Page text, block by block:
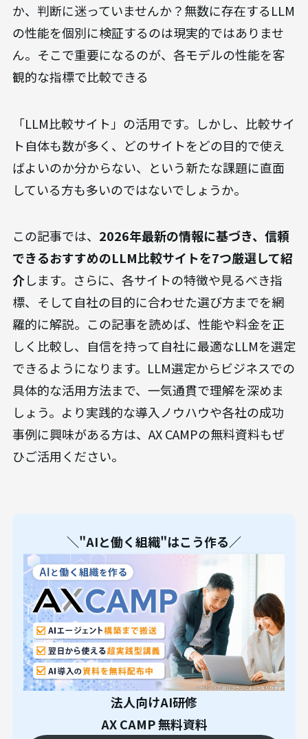
か、判断に迷っていませんか？無数に存在するLLM
の性能を個別に検証するのは現実的ではありませ
ん。そこで重要になるのが、各モデルの性能を客
観的な指標で比較できる
「LLM比較サイト」の活用です。しかし、比較サイ
ト自体も数が多く、どのサイトをどの目的で使え
ばよいのか分からない、という新たな課題に直面
している方も多いのではないでしょうか。
この記事では、 2026年最新の情報に基づき、信頼
できるおすすめのLLM比較サイトを7つ厳選して紹
介します。さらに、各サイトの特徴や見るべき指
標、そして自社の目的に合わせた選び方までを網
羅的に解説。この記事を読めば、性能や料金を正
しく比較し、自信を持って自社に最適なLLMを選定
できるようになります。LLM選定からビジネスでの
具体的な活用方法まで、一気通貫で理解を深めま
しょう。より実践的な導入ノウハウや各社の成功
事例に興味がある方は、AX CAMPの無料資料もぜ
ひご活用ください。
＼"AIと働く組織"はこう作る／
法人向けAI研修
AX CAMP 無料資料